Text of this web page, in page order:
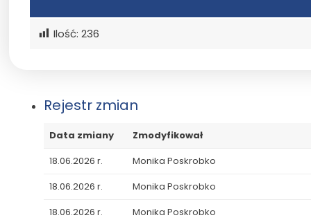
Ilość: 236
Rejestr zmian
Data zmiany
Zmodyfikował
18.06.2026 r.
Monika Poskrobko
18.06.2026 r.
Monika Poskrobko
18.06.2026 r.
Monika Poskrobko